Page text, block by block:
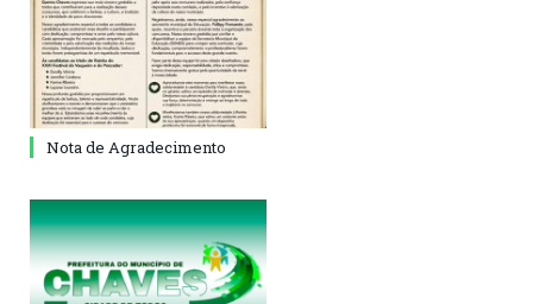
Nota de Agradecimento